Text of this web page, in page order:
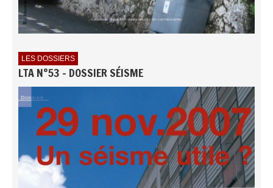
LES DOSSIERS
LTA N°53 - DOSSIER SÉISME